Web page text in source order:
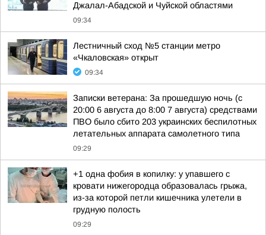
Джалал-Абадской и Чуйской областями
09:34
Лестничный сход №5 станции метро
«Чкаловская» открыт
09:34
Записки ветерана: За прошедшую ночь (с
20:00 6 августа до 8:00 7 августа) средствами
ПВО было сбито 203 украинских беспилотных
летательных аппарата самолетного типа
09:29
+1 одна фобия в копилку: у упавшего с
кровати нижегородца образовалась грыжа,
из-за которой петли кишечника улетели в
грудную полость
09:29